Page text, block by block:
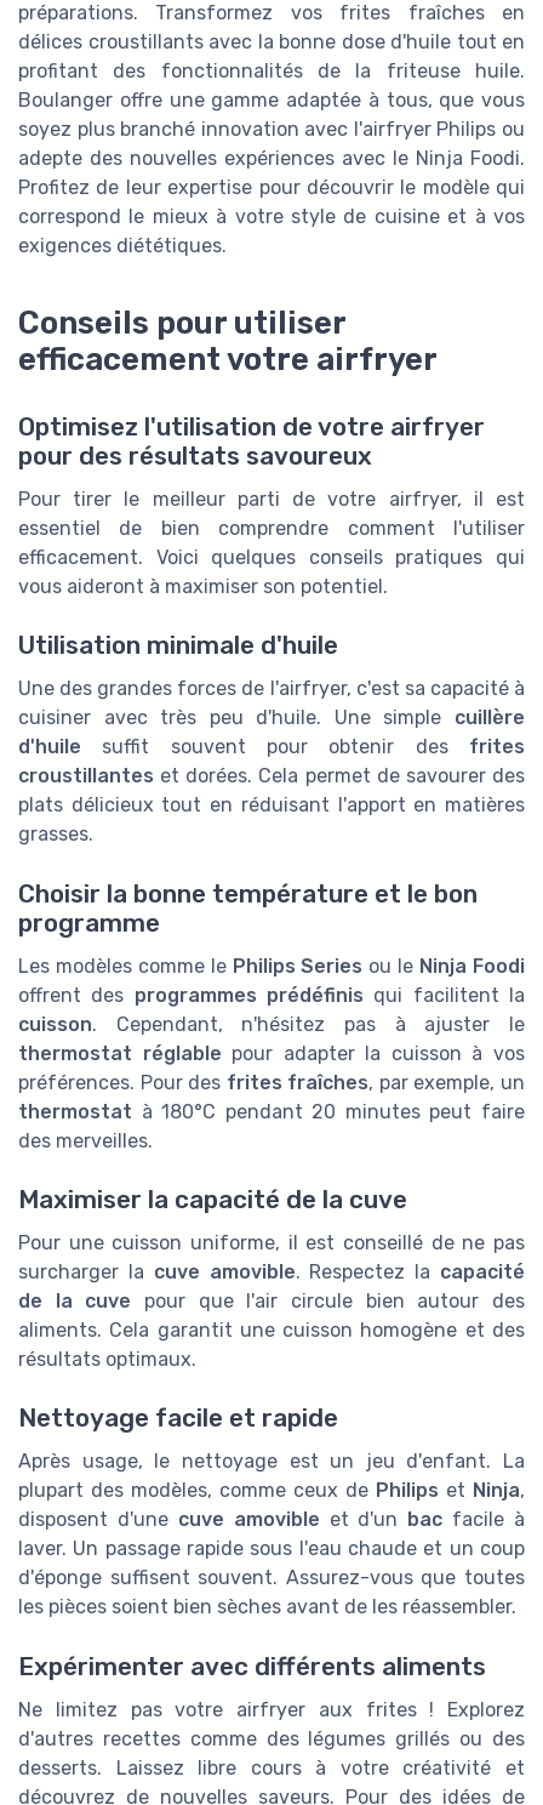
préparations. Transformez vos frites fraîches en
délices croustillants avec la bonne dose d'huile tout en
profitant des fonctionnalités de la friteuse huile.
Boulanger offre une gamme adaptée à tous, que vous
soyez plus branché innovation avec l'airfryer Philips ou
adepte des nouvelles expériences avec le Ninja Foodi.
Profitez de leur expertise pour découvrir le modèle qui
correspond le mieux à votre style de cuisine et à vos
exigences diététiques.
Conseils pour utiliser
efficacement votre airfryer
Optimisez l'utilisation de votre airfryer
pour des résultats savoureux
Pour tirer le meilleur parti de votre airfryer, il est
essentiel de bien comprendre comment l'utiliser
efficacement. Voici quelques conseils pratiques qui
vous aideront à maximiser son potentiel.
Utilisation minimale d'huile
Une des grandes forces de l'airfryer, c'est sa capacité à
cuisiner avec très peu d'huile. Une simple cuillère
d'huile suffit souvent pour obtenir des frites
croustillantes et dorées. Cela permet de savourer des
plats délicieux tout en réduisant l'apport en matières
grasses.
Choisir la bonne température et le bon
programme
Les modèles comme le Philips Series ou le Ninja Foodi
offrent des programmes prédéfinis qui facilitent la
cuisson. Cependant, n'hésitez pas à ajuster le
thermostat réglable pour adapter la cuisson à vos
préférences. Pour des frites fraîches, par exemple, un
thermostat à 180°C pendant 20 minutes peut faire
des merveilles.
Maximiser la capacité de la cuve
Pour une cuisson uniforme, il est conseillé de ne pas
surcharger la cuve amovible. Respectez la capacité
de la cuve pour que l'air circule bien autour des
aliments. Cela garantit une cuisson homogène et des
résultats optimaux.
Nettoyage facile et rapide
Après usage, le nettoyage est un jeu d'enfant. La
plupart des modèles, comme ceux de Philips et Ninja,
disposent d'une cuve amovible et d'un bac facile à
laver. Un passage rapide sous l'eau chaude et un coup
d'éponge suffisent souvent. Assurez-vous que toutes
les pièces soient bien sèches avant de les réassembler.
Expérimenter avec différents aliments
Ne limitez pas votre airfryer aux frites ! Explorez
d'autres recettes comme des légumes grillés ou des
desserts. Laissez libre cours à votre créativité et
découvrez de nouvelles saveurs. Pour des idées de